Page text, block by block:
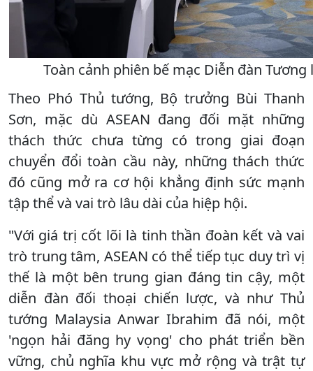
Toàn cảnh phiên bế mạc Diễn đàn Tương
Theo Phó Thủ tướng, Bộ trưởng Bùi Thanh
Sơn, mặc dù ASEAN đang đối mặt những
thách thức chưa từng có trong giai đoạn
chuyển đổi toàn cầu này, những thách thức
đó cũng mở ra cơ hội khẳng định sức mạnh
tập thể và vai trò lâu dài của hiệp hội.
"Với giá trị cốt lõi là tinh thần đoàn kết và vai
trò trung tâm, ASEAN có thể tiếp tục duy trì vị
thế là một bên trung gian đáng tin cậy, một
diễn đàn đối thoại chiến lược, và như Thủ
tướng Malaysia Anwar Ibrahim đã nói, một
'ngọn hải đăng hy vọng' cho phát triển bền
vững, chủ nghĩa khu vực mở rộng và trật tự